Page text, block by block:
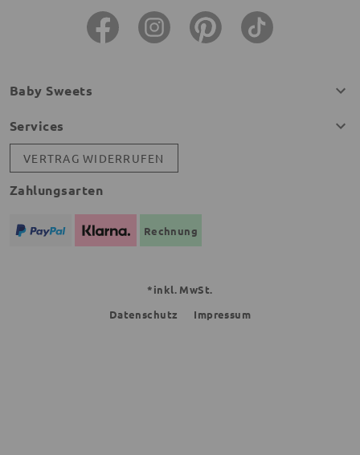
Baby Sweets
Services
VERTRAG WIDERRUFEN
Zahlungsarten
Rechnung
*inkl. MwSt.
Datenschutz
Impressum